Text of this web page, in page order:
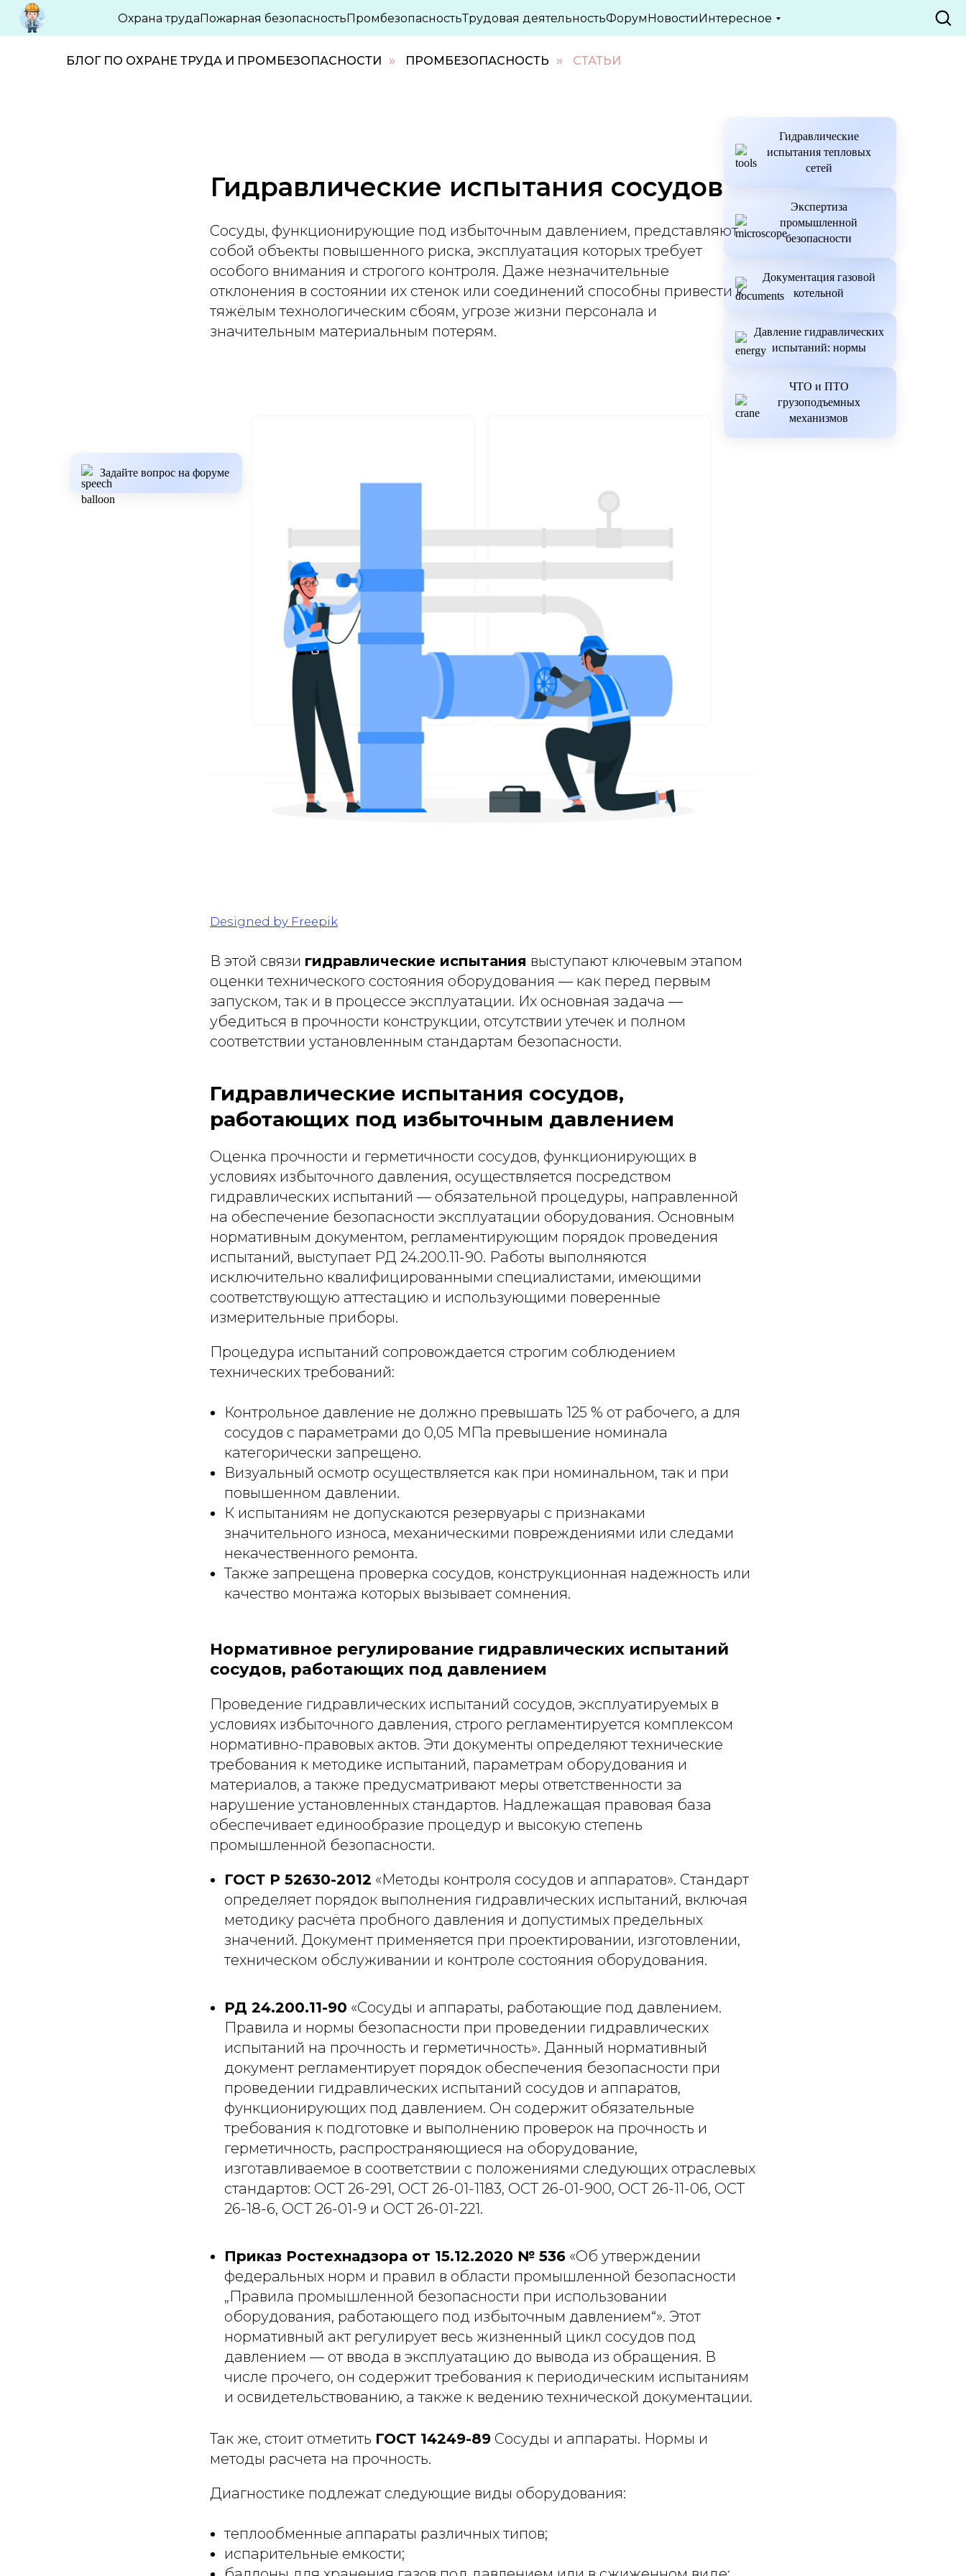
БЛОГ ПО ОХРАНЕ ТРУДА И ПРОМБЕЗОПАСНОСТИ » ПРОМБЕЗОПАСНОСТЬ » СТАТЬИ
Охрана трудаПожарная безопасностьПромбезопасностьТрудовая деятельностьФорумНовостиИнтересное
Гидравлические испытания сосудов
Сосуды, функционирующие под избыточным давлением, представляют
собой объекты повышенного риска, эксплуатация которых требует
особого внимания и строгого контроля. Даже незначительные
отклонения в состоянии их стенок или соединений способны привести к
тяжёлым технологическим сбоям, угрозе жизни персонала и
значительным материальным потерям.
Designed by Freepik
В этой связи гидравлические испытания выступают ключевым этапом
оценки технического состояния оборудования — как перед первым
запуском, так и в процессе эксплуатации. Их основная задача —
убедиться в прочности конструкции, отсутствии утечек и полном
соответствии установленным стандартам безопасности.
Гидравлические испытания сосудов,
работающих под избыточным давлением
Оценка прочности и герметичности сосудов, функционирующих в
условиях избыточного давления, осуществляется посредством
гидравлических испытаний — обязательной процедуры, направленной
на обеспечение безопасности эксплуатации оборудования. Основным
нормативным документом, регламентирующим порядок проведения
испытаний, выступает РД 24.200.11-90. Работы выполняются
исключительно квалифицированными специалистами, имеющими
соответствующую аттестацию и использующими поверенные
измерительные приборы.
Процедура испытаний сопровождается строгим соблюдением
технических требований:
Контрольное давление не должно превышать 125 % от рабочего, а для
сосудов с параметрами до 0,05 МПа превышение номинала
категорически запрещено.
Визуальный осмотр осуществляется как при номинальном, так и при
повышенном давлении.
К испытаниям не допускаются резервуары с признаками
значительного износа, механическими повреждениями или следами
некачественного ремонта.
Также запрещена проверка сосудов, конструкционная надежность или
качество монтажа которых вызывает сомнения.
Нормативное регулирование гидравлических испытаний
сосудов, работающих под давлением
Проведение гидравлических испытаний сосудов, эксплуатируемых в
условиях избыточного давления, строго регламентируется комплексом
нормативно-правовых актов. Эти документы определяют технические
требования к методике испытаний, параметрам оборудования и
материалов, а также предусматривают меры ответственности за
нарушение установленных стандартов. Надлежащая правовая база
обеспечивает единообразие процедур и высокую степень
промышленной безопасности.
ГОСТ Р 52630-2012 «Методы контроля сосудов и аппаратов». Стандарт
определяет порядок выполнения гидравлических испытаний, включая
методику расчёта пробного давления и допустимых предельных
значений. Документ применяется при проектировании, изготовлении,
техническом обслуживании и контроле состояния оборудования.
РД 24.200.11-90 «Сосуды и аппараты, работающие под давлением.
Правила и нормы безопасности при проведении гидравлических
испытаний на прочность и герметичность». Данный нормативный
документ регламентирует порядок обеспечения безопасности при
проведении гидравлических испытаний сосудов и аппаратов,
функционирующих под давлением. Он содержит обязательные
требования к подготовке и выполнению проверок на прочность и
герметичность, распространяющиеся на оборудование,
изготавливаемое в соответствии с положениями следующих отраслевых
стандартов: ОСТ 26-291, ОСТ 26-01-1183, ОСТ 26-01-900, ОСТ 26-11-06, ОСТ
26-18-6, ОСТ 26-01-9 и ОСТ 26-01-221.
Приказ Ростехнадзора от 15.12.2020 № 536 «Об утверждении
федеральных норм и правил в области промышленной безопасности
„Правила промышленной безопасности при использовании
оборудования, работающего под избыточным давлением“». Этот
нормативный акт регулирует весь жизненный цикл сосудов под
давлением — от ввода в эксплуатацию до вывода из обращения. В
числе прочего, он содержит требования к периодическим испытаниям
и освидетельствованию, а также к ведению технической документации.
Так же, стоит отметить ГОСТ 14249-89 Сосуды и аппараты. Нормы и
методы расчета на прочность.
Диагностике подлежат следующие виды оборудования:
теплообменные аппараты различных типов;
испарительные емкости;
Гидравлические
испытания тепловых
сетей
Экспертиза
промышленной
безопасности
Документация газовой
котельной
Давление гидравлических
испытаний: нормы
ЧТО и ПТО
грузоподъемных
механизмов
Задайте вопрос на форуме